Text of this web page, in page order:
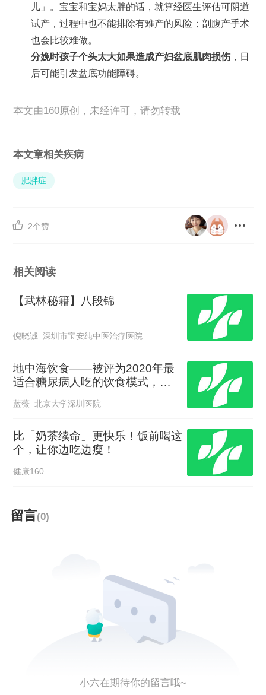
儿」。宝宝和宝妈太胖的话，就算经医生评估可阴道
试产，过程中也不能排除有难产的风险；剖腹产手术
也会比较难做。
分娩时孩子个头太大如果造成产妇盆底肌肉损伤，日
后可能引发盆底功能障碍。
本文由160原创，未经许可，请勿转载
本文章相关疾病
肥胖症
 2个赞 
相关阅读
【武林秘籍】八段锦
倪晓诚 深圳市宝安纯中医治疗医院
地中海饮食——被评为2020年最
适合糖尿病人吃的饮食模式，糖
蓝薇 北京大学深圳医院
比「奶茶续命」更快乐！饭前喝这
个，让你边吃边瘦！
健康160
留言(0)
小六在期待你的留言哦~